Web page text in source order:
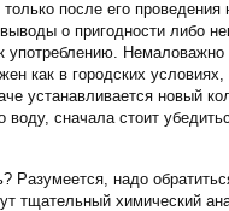
после его проведения
о пригодности либо
употреблению. Немаловажно
как в городских условиях,
устанавливается новый
воду, сначала стоит
Разумеется, надо
тщательный химический